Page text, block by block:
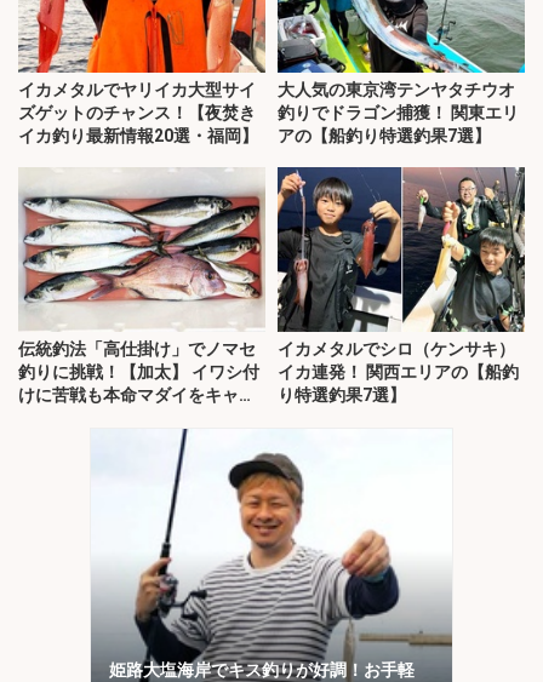
イカメタルでヤリイカ大型サイ
ズゲットのチャンス！【夜焚き
イカ釣り最新情報20選・福岡】
大人気の東京湾テンヤタチウオ
釣りでドラゴン捕獲！ 関東エリ
アの【船釣り特選釣果7選】
伝統釣法「高仕掛け」でノマセ
釣りに挑戦！【加太】 イワシ付
けに苦戦も本命マダイをキャッ
イカメタルでシロ（ケンサキ）
イカ連発！ 関西エリアの【船釣
り特選釣果7選】
姫路大塩海岸でキス釣りが好調！お手軽